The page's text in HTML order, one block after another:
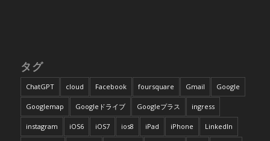
タグ
ChatGPT cloud Facebook foursquare Gmail Google
Googlemap Googleドライブ Googleプラス ingress
instagram iOS6 iOS7 ios8 iPad iPhone LinkedIn